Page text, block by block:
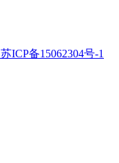
苏ICP备15062304号-1